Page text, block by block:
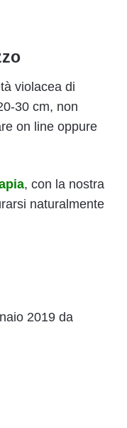
violacea di
30 cm, non
on line oppure
, con la nostra
naturalmente
2019 da